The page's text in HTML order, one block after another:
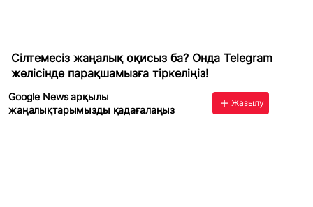
Сілтемесіз жаңалық оқисыз ба? Онда Telegram
желісінде парақшамызға тіркеліңіз!
Google News арқылы
жаңалықтарымызды қадағалаңыз
Жазылу